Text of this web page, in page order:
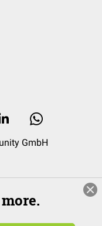
GmbH